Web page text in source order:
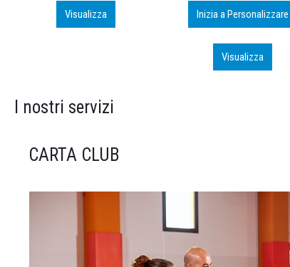
Inizia a Personalizzare Personalizza
Visualizza
I nostri servizi
CARTA CLUB